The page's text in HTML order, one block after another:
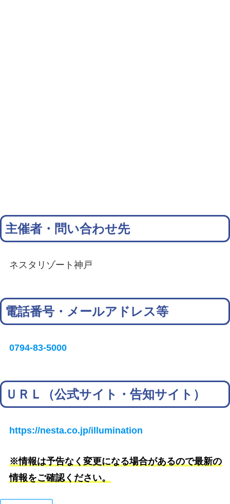
主催者・問い合わせ先
ネスタリゾート神戸
電話番号・メールアドレス等
0794-83-5000
ＵＲＬ（公式サイト・告知サイト）
https://nesta.co.jp/illumination
※情報は予告なく変更になる場合があるので最新の
情報をご確認ください。